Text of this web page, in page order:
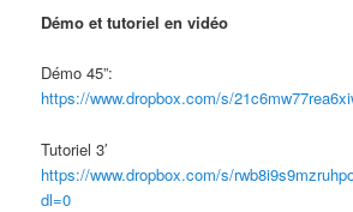
Démo et tutoriel en vidéo
Démo 45”:
https://www.dropbox.com/s/
Tutoriel 3′
https://www.dropbox.com/s/
dl=0